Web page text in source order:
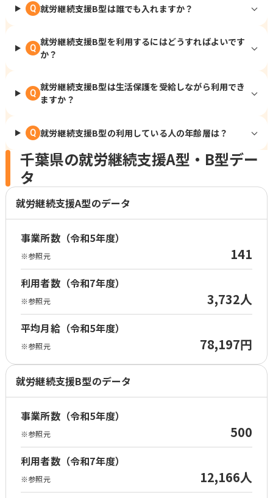
Q 就労継続支援B型は誰でも入れますか？
Q
就労継続支援B型を利用するにはどうすればよいです
か？
Q
就労継続支援B型は生活保護を受給しながら利用でき
ますか？
Q 就労継続支援B型の利用している人の年齢層は？
千葉県の就労継続支援A型・B型デー
タ
就労継続支援A型のデータ
事業所数（令和5年度）
※参照元 141
利用者数（令和7年度）
※参照元 3,732人
平均月給（令和5年度）
※参照元 78,197円
就労継続支援B型のデータ
事業所数（令和5年度）
※参照元 500
利用者数（令和7年度）
※参照元 12,166人